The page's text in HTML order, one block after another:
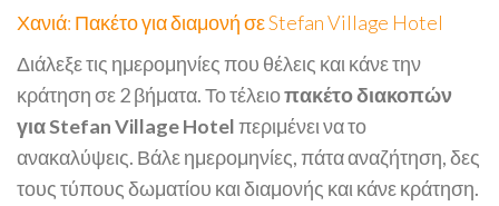
Χανιά: Πακέτο για διαμονή σε Stefan Village Hotel
Διάλεξε τις ημερομηνίες που θέλεις και κάνε την
κράτηση σε 2 βήματα. Το τέλειοπακέτο διακοπών
για Stefan Village Hotelπεριμένει να το
ανακαλύψεις. Βάλε ημερομηνίες, πάτα αναζήτηση, δες
τους τύπους δωματίου και διαμονής και κάνε κράτηση.